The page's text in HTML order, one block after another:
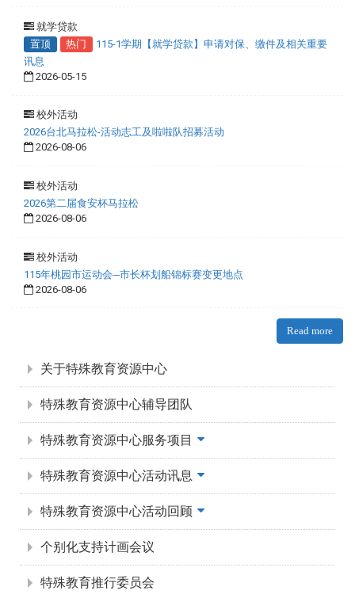
就学贷款
置顶
热门
115-1学期【就学贷款】申请对保、缴件及相关重要
讯息
2026-05-15
校外活动
2026台北马拉松-活动志工及啦啦队招募活动
2026-08-06
校外活动
2026第二届食安杯马拉松
2026-08-06
校外活动
115年桃园市运动会─市长杯划船锦标赛变更地点
2026-08-06
Read more
关于特殊教育资源中心
特殊教育资源中心辅导团队
特殊教育资源中心服务项目
特殊教育资源中心活动讯息
特殊教育资源中心活动回顾
个别化支持计画会议
特殊教育推行委员会